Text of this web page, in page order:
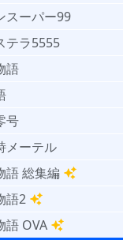
スーパー99
テラ5555
語
号
メーテル
語 総集編
語2
語 OVA